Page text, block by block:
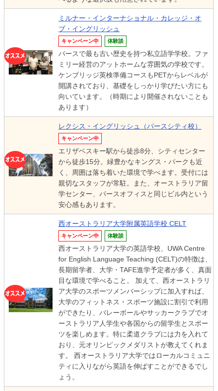
ミルナー・インターナショナル・カレッジ・オ
ブ・イングリッシュ
キャンペーン中 体験談
パースで最も古い歴史を持つ私立語学学校。ファ
ミリー経営のアットホームな雰囲気の学校です。
ケンブリッジ英検準備コースもPETからレベルが
開講されており、基礎をしっかり学びたい方にも
向いています。（時期により開催されないことも
あります）
レクシス・イングリッシュ（パースシティ校）
キャンペーン中
エリザベスキー駅から徒歩8分、シティセンター
から徒歩15分。緑豊かなキングス・パークも近
く、周囲は落ち着いた環境で学べます。受付には
親切なスタッフが常駐。また、オーストラリア留
学センター、パースオフィスと同じビル内という
安心感もあります。
西オーストラリア大学附属英語学校 CELT
キャンペーン中 体験談
西オーストラリア大学の英語学校、UWA Centre
for English Language Teaching (CELT)の特徴は、
長期留学者、大学・TAFE進学予定者が多く、真面
目な環境で学べること。 加えて、西オーストラリ
ア大学のスポーツメンバーシップに加入すれば、
大学のフィットネス・スポーツ施設に割引で利用
ができたり、バレーボールやサッカークラブでオ
ーストラリア人学生や各国からの留学生とスポー
ツを楽しめます。特に柔道クラブには力を入れて
おり、元オリンピックメダリストが教えてくれま
す。 西オーストラリア大学ではローカルコミュニ
ティに入りながら英語を伸ばすことができるでし
ょう。